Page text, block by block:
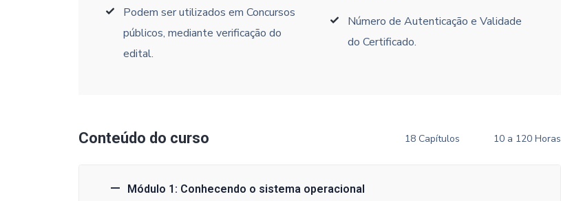
Podem ser utilizados em Concursos
públicos, mediante verificação do
edital.
Número de Autenticação e Validade
do Certificado.
Conteúdo do curso 18 Capítulos 10 a 120 Horas
Módulo 1: Conhecendo o sistema operacional